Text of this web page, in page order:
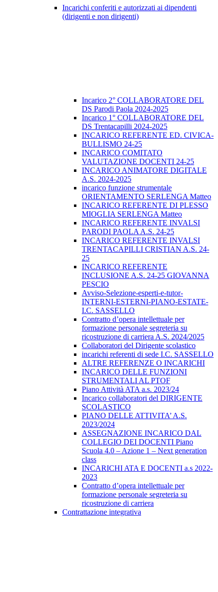
Incarichi conferiti e autorizzati ai dipendenti
(dirigenti e non dirigenti)
Incarico 2° COLLABORATORE DEL
DS Parodi Paola 2024-2025
Incarico 1° COLLABORATORE DEL
DS Trentacapilli 2024-2025
INCARICO REFERENTE ED. CIVICA-
BULLISMO 24-25
INCARICO COMITATO
VALUTAZIONE DOCENTI 24-25
INCARICO ANIMATORE DIGITALE
A.S. 2024-2025
incarico funzione strumentale
ORIENTAMENTO SERLENGA Matteo
INCARICO REFERENTE DI PLESSO
MIOGLIA SERLENGA Matteo
INCARICO REFERENTE INVALSI
PARODI PAOLA A.S. 24-25
INCARICO REFERENTE INVALSI
TRENTACAPILLI CRISTIAN A.S. 24-
25
INCARICO REFERENTE
INCLUSIONE A.S. 24-25 GIOVANNA
PESCIO
Avviso-Selezione-esperti-e-tutor-
INTERNI-ESTERNI-PIANO-ESTATE-
I.C. SASSELLO
Contratto d’opera intellettuale per
formazione personale segreteria su
ricostruzione di carriera A.S. 2024/2025
Collaboratori del Dirigente scolastico
incarichi referenti di sede I.C. SASSELLO
ALTRE REFERENZE O INCARICHI
INCARICO DELLE FUNZIONI
STRUMENTALI AL PTOF
Piano Attività ATA a.s. 2023/24
Incarico collaboratori del DIRIGENTE
SCOLASTICO
PIANO DELLE ATTIVITA’ A.S.
2023/2024
ASSEGNAZIONE INCARICO DAL
COLLEGIO DEI DOCENTI Piano
Scuola 4.0 – Azione 1 – Next generation
class
INCARICHI ATA E DOCENTI a.s 2022-
2023
Contratto d’opera intellettuale per
formazione personale segreteria su
ricostruzione di carriera
Contrattazione integrativa